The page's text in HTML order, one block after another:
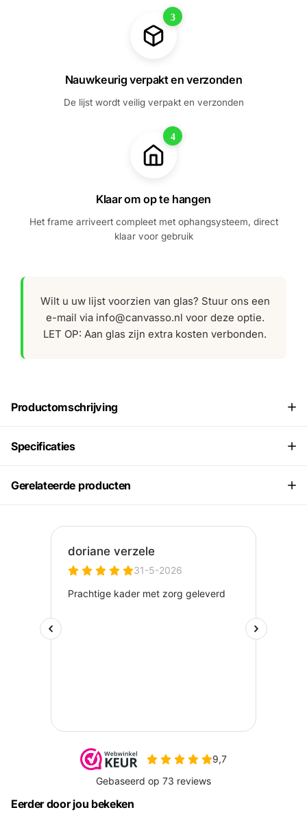
3
Nauwkeurig verpakt en verzonden
De lijst wordt veilig verpakt en verzonden
4
Klaar om op te hangen
Het frame arriveert compleet met ophangsysteem, direct
klaar voor gebruik
Wilt u uw lijst voorzien van glas? Stuur ons een
e-mail via info@canvasso.nl voor deze optie.
LET OP: Aan glas zijn extra kosten verbonden.
Productomschrijving
Specificaties
Gerelateerde producten
Eerder door jou bekeken